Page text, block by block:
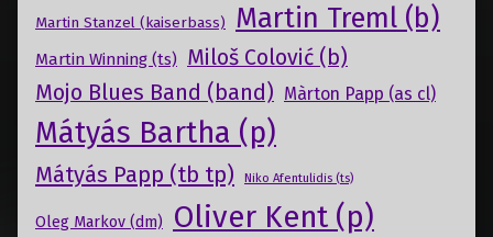
Martin Stanzel (kaiserbass) Martin Treml (b)
Martin Winning (ts) Miloš Colović (b)
Mojo Blues Band (band) Màrton Papp (as cl)
Mátyás Bartha (p)
Mátyás Papp (tb tp) Niko Afentulidis (ts)
Oleg Markov (dm) Oliver Kent (p)